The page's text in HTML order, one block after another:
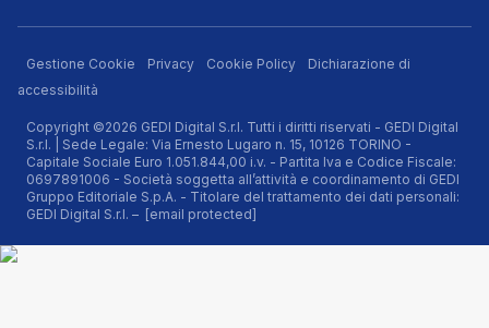
Gestione Cookie Privacy Cookie Policy
Dichiarazione di
accessibilità
Copyright ©2026 GEDI Digital S.r.l. Tutti i diritti riservati - GEDI Digital
S.r.l. | Sede Legale: Via Ernesto Lugaro n. 15, 10126 TORINO -
Capitale Sociale Euro 1.051.844,00 i.v. - Partita Iva e Codice Fiscale:
0697891006 - Società soggetta all’attività e coordinamento di GEDI
Gruppo Editoriale S.p.A. - Titolare del trattamento dei dati personali:
GEDI Digital S.r.l. – [email protected]